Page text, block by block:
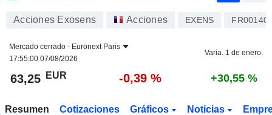
Acciones Exosens Acciones EXENS
Mercado cerrado - Euronext Paris
17:55:00 07/08/2026
Varia. 1 de enero.
63,25 EUR -0,39 % +30,55 %
Resumen Cotizaciones Gráficos Noticias